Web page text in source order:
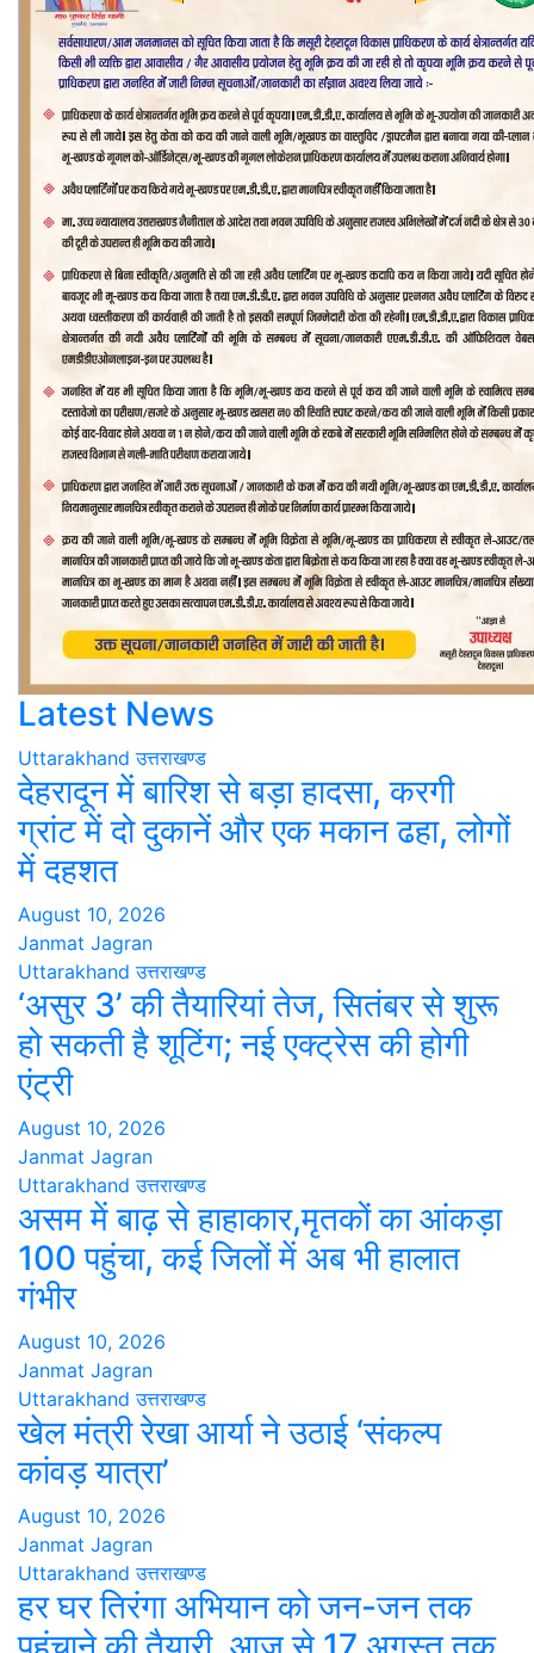
Latest News
Uttarakhand उत्तराखण्ड
देहरादून में बारिश से बड़ा हादसा, करगी
ग्रांट में दो दुकानें और एक मकान ढहा, लोगों
में दहशत
August 10, 2026
Janmat Jagran
Uttarakhand उत्तराखण्ड
‘असुर 3’ की तैयारियां तेज, सितंबर से शुरू
हो सकती है शूटिंग; नई एक्ट्रेस की होगी
एंट्री
August 10, 2026
Janmat Jagran
Uttarakhand उत्तराखण्ड
असम में बाढ़ से हाहाकार,मृतकों का आंकड़ा
100 पहुंचा, कई जिलों में अब भी हालात
गंभीर
August 10, 2026
Janmat Jagran
Uttarakhand उत्तराखण्ड
खेल मंत्री रेखा आर्या ने उठाई ‘संकल्प
कांवड़ यात्रा’
August 10, 2026
Janmat Jagran
Uttarakhand उत्तराखण्ड
हर घर तिरंगा अभियान को जन-जन तक